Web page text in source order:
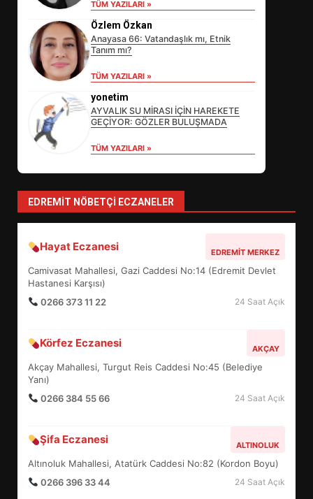
TÜM YAZILARI »
Özlem Özkan
Anayasa 66: Vatandaşlık mı, Etnik
Tanım mı?
TÜM YAZILARI »
yonetim
AYVALIK SU MİRASI İÇİN HAREKETE
GEÇİYOR: GÖZLER BULUŞMADA
TÜM YAZILARI »
EDREMIT NÖBETÇI ECZANELER
Hayat Eczanesi EDREMIT MERKEZ
Camivasat Mahallesi, Gazi Caddesi No:14 (Edremit Devlet
Hastanesi Karşısı)
0266 373 11 22
24 Saat Açık
Körfez Eczanesi AKÇAY
Akçay Mahallesi, Turgut Reis Caddesi No:45 (Belediye
Yanı)
0266 384 55 66
24 Saat Açık
Şifa Eczanesi ALTINOLUK
Altınoluk Mahallesi, Atatürk Caddesi No:82 (Kordon Boyu)
0266 396 33 44
24 Saat Açık
SÜRDÜRÜLEBİLİRLİKTE NE
DEĞİŞECEK?
4
5
BALIKESİR MÜZELERİNDE SÜRE
UZATILDI: NE DEĞİŞTİ?
6
TURNUVASI KAYITLARI NEYİ
7
YENİ YÖNETİM NASIL
ŞEKİLLENDİ?